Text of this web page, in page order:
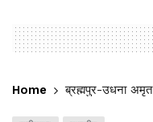
Home ब्रह्मपुर-उधना